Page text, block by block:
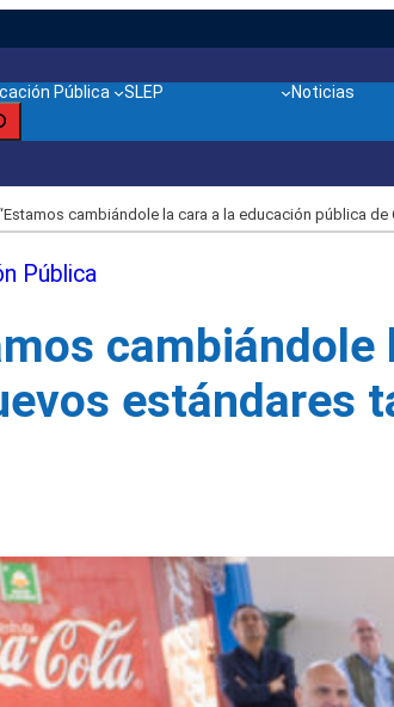
Pública SLEP Noticias
cambiándole la cara a la educación pública
Pública
estándares